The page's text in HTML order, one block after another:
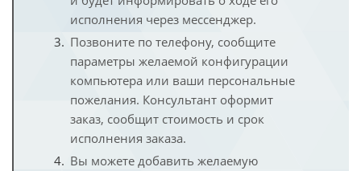
исполнения через мессенджер.
Позвоните по телефону, сообщите
параметры желаемой конфигурации
компьютера или ваши персональные
пожелания. Консультант оформит
заказ, сообщит стоимость и срок
исполнения заказа.
Вы можете добавить желаемую